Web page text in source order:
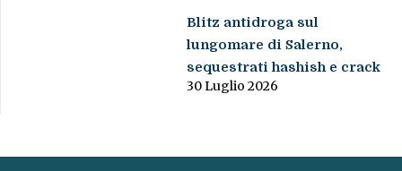
Blitz antidroga sul
lungomare di Salerno,
sequestrati hashish e crack
30 Luglio 2026